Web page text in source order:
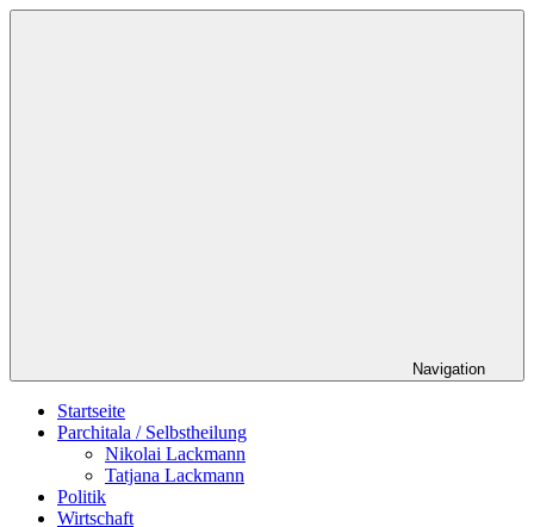
Zum
Navigation
Startseite
Parchitala / Selbstheilung
Nikolai Lackmann
Tatjana Lackmann
Politik
Wirtschaft